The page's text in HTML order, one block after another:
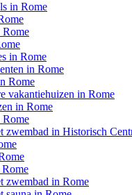
in Rome
Rome
in Rome
in Rome
Rome
vakantiehuizen in Rome
in Rome
Rome
zwembad in Historisch
zwembad in Rome